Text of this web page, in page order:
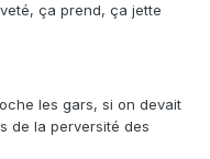
ça prend, ça jette
les gars, si on devait
de la perversité des